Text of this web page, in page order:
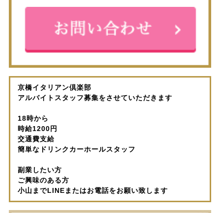
京橋イタリアン倶楽部
アルバイトスタッフ募集をさせていただきます
18時から
時給1200円
交通費支給
簡単なドリンクカーホールスタッフ
副業したい方
ご興味のある方
小山までLINEまたはお電話をお願い致します